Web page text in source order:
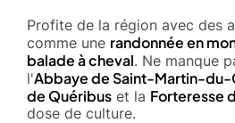
Profite de la région avec des
comme une randonnée en
balade à cheval. Ne manque
l'Abbaye de Saint-Martin-du-
de Quéribus et la Forteresse
dose de culture.